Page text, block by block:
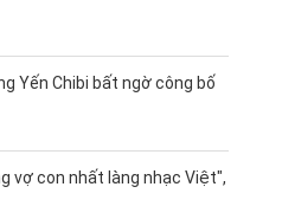
Yến Chibi bất ngờ công bố
vợ con nhất làng nhạc Việt",